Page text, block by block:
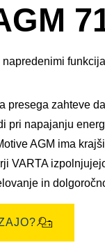
slikami
presega zahteve
pri napajanju
AGM ima
VARTA
in